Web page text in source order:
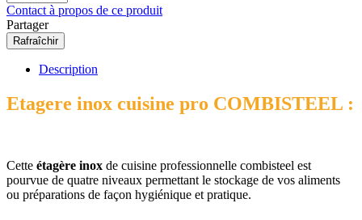
Contact à propos de ce produit
Partager
Description
Etagere inox cuisine pro COMBISTEEL :
Cette étagère inox de cuisine professionnelle combisteel est
pourvue de quatre niveaux permettant le stockage de vos aliments
ou préparations de façon hygiénique et pratique.